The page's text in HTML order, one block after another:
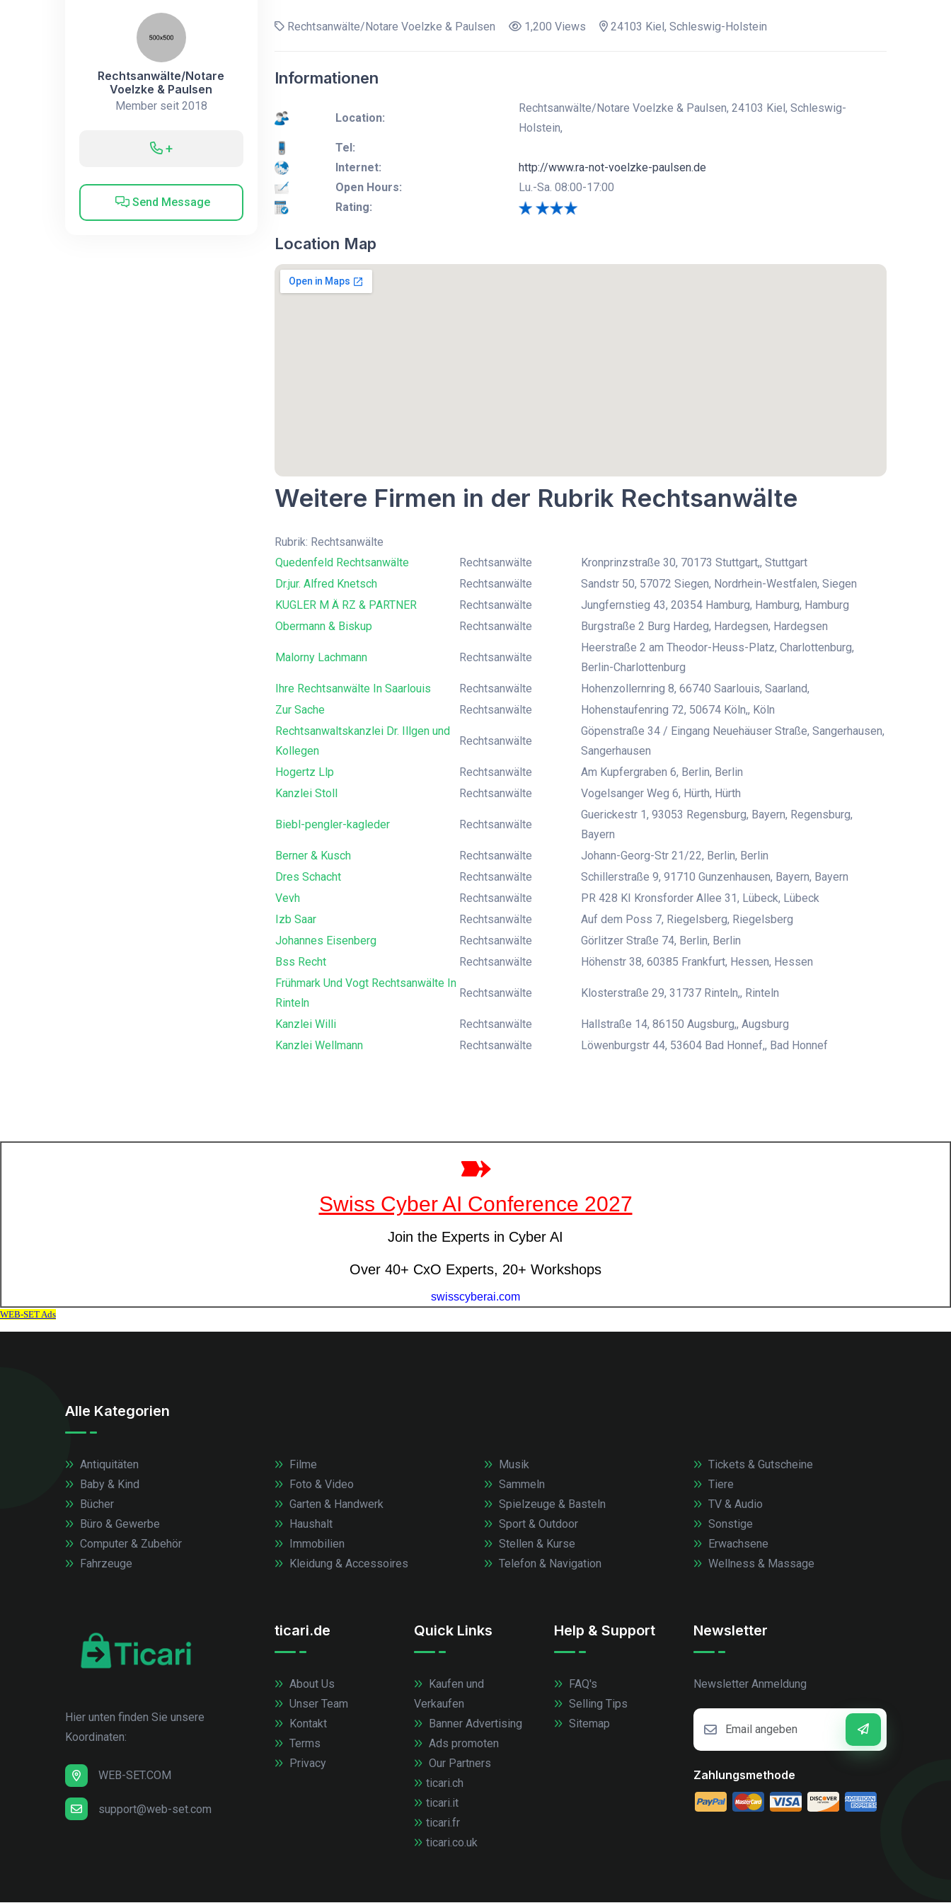
Rechtsanwälte/Notare
Voelzke & Paulsen
Member seit 2018
+
Send Message
Rechtsanwälte/Notare Voelzke & Paulsen 1,200 Views 24103 Kiel, Schleswig-Holstein
Informationen
Location:
Rechtsanwälte/Notare Voelzke & Paulsen, 24103 Kiel, Schleswig-
Holstein,
Tel:
Internet:
http://www.ra-not-voelzke-paulsen.de
Open Hours:
Lu.-Sa. 08:00-17:00
Rating:
Location Map
Weitere Firmen in der Rubrik Rechtsanwälte
Rubrik: Rechtsanwälte
Quedenfeld Rechtsanwälte
Rechtsanwälte
Kronprinzstraße 30, 70173 Stuttgart,, Stuttgart
Dr.jur. Alfred Knetsch
Rechtsanwälte
Sandstr 50, 57072 Siegen, Nordrhein-Westfalen, Siegen
KUGLER M Ä RZ & PARTNER
Rechtsanwälte
Jungfernstieg 43, 20354 Hamburg, Hamburg, Hamburg
Obermann & Biskup
Rechtsanwälte Burgstraße 2 Burg Hardeg, Hardegsen, Hardegsen
Malorny Lachmann Rechtsanwälte
Heerstraße 2 am Theodor-Heuss-Platz, Charlottenburg,
Berlin-Charlottenburg
Ihre Rechtsanwälte In Saarlouis
Rechtsanwälte
Hohenzollernring 8, 66740 Saarlouis, Saarland,
Zur Sache
Rechtsanwälte
Hohenstaufenring 72, 50674 Köln,, Köln
Rechtsanwaltskanzlei Dr. Illgen und
Kollegen
Rechtsanwälte
Göpenstraße 34 / Eingang Neuehäuser Straße, Sangerhausen,
Sangerhausen
Hogertz Llp
Rechtsanwälte
Am Kupfergraben 6, Berlin, Berlin
Kanzlei Stoll
Rechtsanwälte Vogelsanger Weg 6, Hürth, Hürth
Biebl-pengler-kagleder Rechtsanwälte
Guerickestr 1, 93053 Regensburg, Bayern, Regensburg,
Bayern
Berner & Kusch
Rechtsanwälte
Johann-Georg-Str 21/22, Berlin, Berlin
Dres Schacht
Rechtsanwälte
Schillerstraße 9, 91710 Gunzenhausen, Bayern, Bayern
Vevh
Rechtsanwälte
PR 428 KI Kronsforder Allee 31, Lübeck, Lübeck
Izb Saar
Rechtsanwälte
Auf dem Poss 7, Riegelsberg, Riegelsberg
Johannes Eisenberg
Rechtsanwälte
Görlitzer Straße 74, Berlin, Berlin
Bss Recht
Rechtsanwälte
Höhenstr 38, 60385 Frankfurt, Hessen, Hessen
Frühmark Und Vogt Rechtsanwälte In
Rinteln
Rechtsanwälte Klosterstraße 29, 31737 Rinteln,, Rinteln
Kanzlei Willi Rechtsanwälte
Hallstraße 14, 86150 Augsburg,, Augsburg
Kanzlei Wellmann
Rechtsanwälte Löwenburgstr 44, 53604 Bad Honnef,, Bad Honnef
Alle Kategorien
Antiquitäten
Baby & Kind
Bücher
Büro & Gewerbe
Computer & Zubehör
Fahrzeuge
Filme
Foto & Video
Garten & Handwerk
Haushalt
Immobilien
Kleidung & Accessoires
Musik
Sammeln
Spielzeuge & Basteln
Sport & Outdoor
Stellen & Kurse
Telefon & Navigation
Tickets & Gutscheine
Tiere
TV & Audio
Sonstige
Erwachsene
Wellness & Massage
Hier unten finden Sie unsere
Koordinaten:
WEB-SET.COM
support@web-set.com
ticari.de
About Us
Unser Team
Kontakt
Terms
Privacy
Quick Links
Kaufen und
Verkaufen
Banner Advertising
Ads promoten
Our Partners
ticari.ch
ticari.it
ticari.fr
ticari.co.uk
Help & Support
FAQ's
Selling Tips
Sitemap
Newsletter
Newsletter Anmeldung
Zahlungsmethode